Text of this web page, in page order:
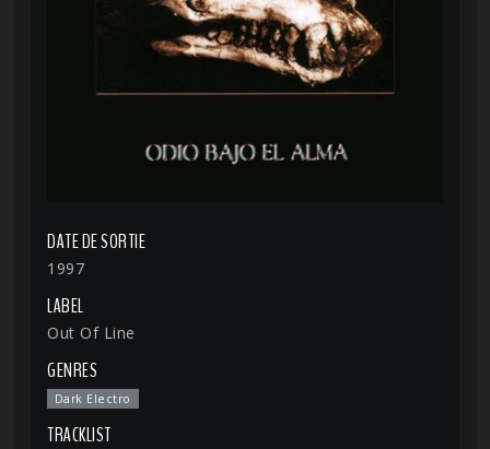
DATE DE SORTIE
1997
LABEL
Out Of Line
GENRES
Dark Electro
TRACKLIST